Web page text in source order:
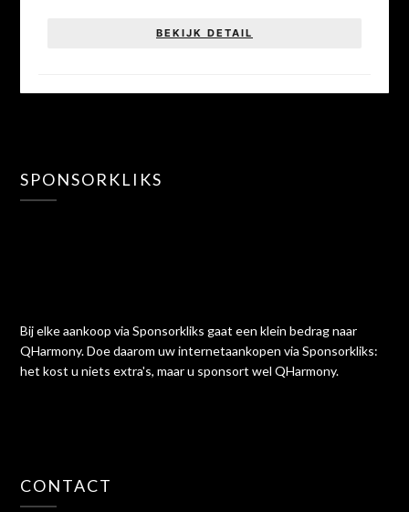
BEKIJK DETAIL
SPONSORKLIKS
Bij elke aankoop via Sponsorkliks gaat een klein bedrag naar
QHarmony. Doe daarom uw internetaankopen via Sponsorkliks:
het kost u niets extra's, maar u sponsort wel QHarmony.
CONTACT